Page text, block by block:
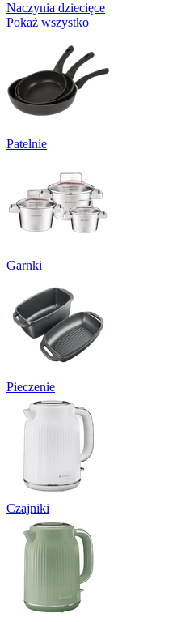
Naczynia dziecięce
Pokaż wszystko
Patelnie
Garnki
Pieczenie
Czajniki